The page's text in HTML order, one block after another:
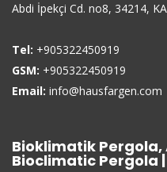
Abdi İpekçi Cd. no8, 34214,
Tel: +905322450919
GSM: +905322450919
Email: info@hausfargen.com
Bioklimatik
Bioclimatic Pergola